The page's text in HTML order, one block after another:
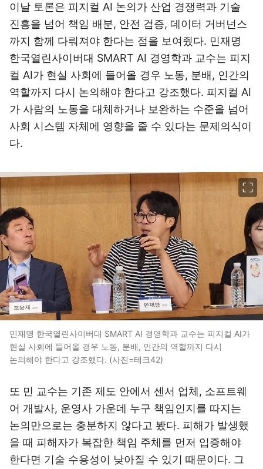
이날 토론은 피지컬 AI 논의가 산업 경쟁력과 기술
진흥을 넘어 책임 배분, 안전 검증, 데이터 거버넌스
까지 함께 다뤄져야 한다는 점을 보여줬다. 민재명
한국열린사이버대 SMART AI 경영학과 교수는 피지
컬 AI가 현실 사회에 들어올 경우 노동, 분배, 인간의
역할까지 다시 논의해야 한다고 강조했다. 피지컬 AI
가 사람의 노동을 대체하거나 보완하는 수준을 넘어
사회 시스템 자체에 영향을 줄 수 있다는 문제의식이
다.
민재명 한국열린사이버대 SMART AI 경영학과 교수는 피지컬 AI가
현실 사회에 들어올 경우 노동, 분배, 인간의 역할까지 다시
논의해야 한다고 강조했다. (사진=테크42)
또 민 교수는 기존 제도 안에서 센서 업체, 소프트웨
어 개발사, 운영사 가운데 누구 책임인지를 따지는
논의만으로는 충분하지 않다고 봤다. 피해가 발생했
을 때 피해자가 복잡한 책임 주체를 먼저 입증해야
한다면 기술 수용성이 낮아질 수 있기 때문이다. 그